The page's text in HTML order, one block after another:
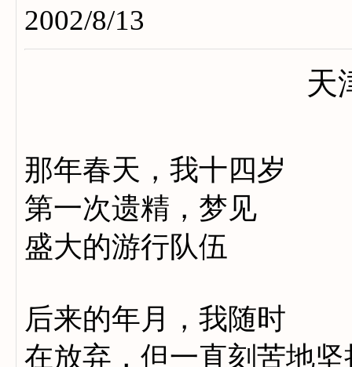
2002/8/13
天
那年春天，我十四岁
第一次遗精，梦见
盛大的游行队伍
后来的年月，我随时
在放弃，但一直刻苦地坚